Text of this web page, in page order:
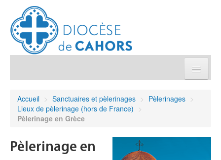
Démarches et sacrements
Sanctuaires & Pélerinages
Accueil > Sanctuaires et pèlerinages > Pèlerinages >
Lieux de pèlerinage (hors de France) >
Pèlerinage en Grèce
Pèlerinage en